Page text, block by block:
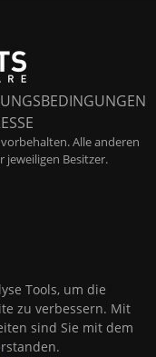
Alle anderen
jeweiligen Besitzer.
Tools, um die
zu verbessern. Mit
sind Sie mit dem